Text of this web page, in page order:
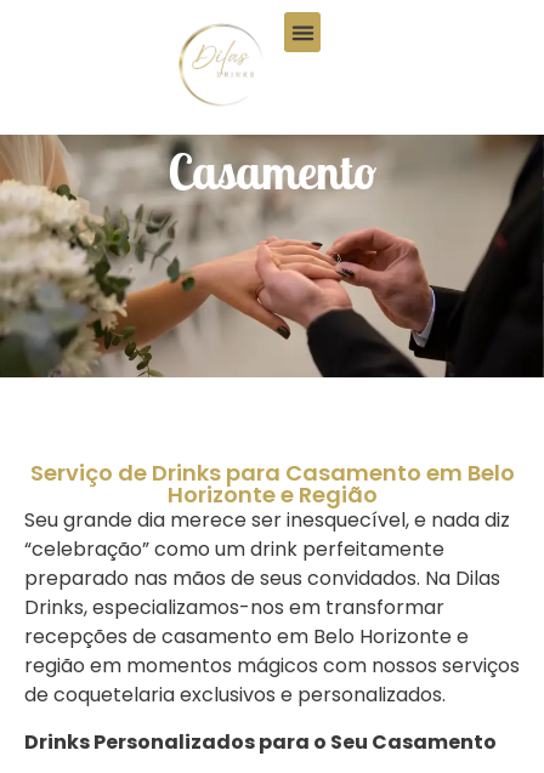
Casamento
Serviço de Drinks para Casamento em Belo
Horizonte e Região
Seu grande dia merece ser inesquecível, e nada diz
“celebração” como um drink perfeitamente
preparado nas mãos de seus convidados. Na Dilas
Drinks, especializamos-nos em transformar
recepções de casamento em Belo Horizonte e
região em momentos mágicos com nossos serviços
de coquetelaria exclusivos e personalizados.
Drinks Personalizados para o Seu Casamento